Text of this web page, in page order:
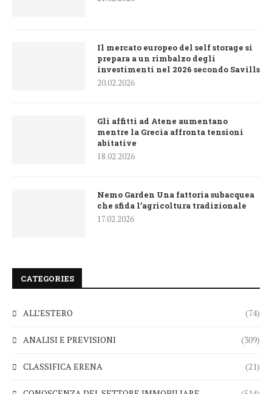
Il mercato europeo del self storage si
prepara a un rimbalzo degli
investimenti nel 2026 secondo Savills
20.02.2026
Gli affitti ad Atene aumentano
mentre la Grecia affronta tensioni
abitative
18.02.2026
Nemo Garden Una fattoria subacquea
che sfida l’agricoltura tradizionale
17.02.2026
CATEGORIES
ALL’ESTERO (74)
ANALISI E PREVISIONI (309)
CLASSIFICA ERENA (21)